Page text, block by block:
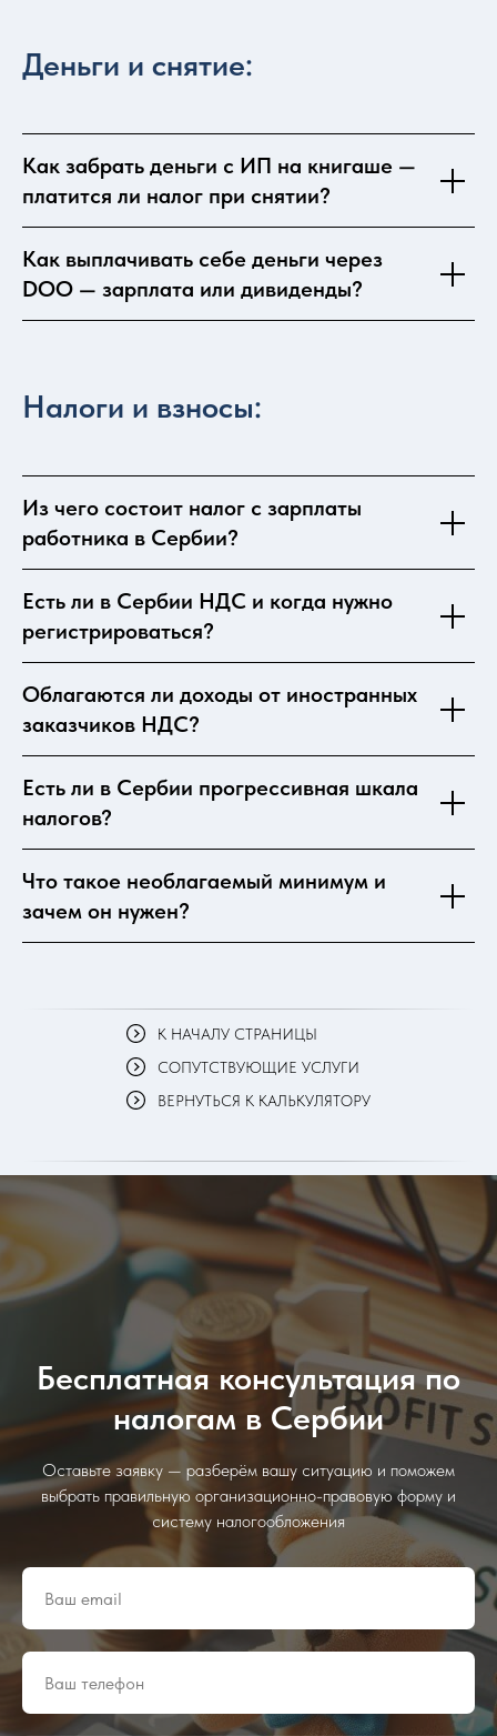
Деньги и снятие:
Как забрать деньги с ИП на книгаше —
платится ли налог при снятии?
Как выплачивать себе деньги через
DOO — зарплата или дивиденды?
Налоги и взносы:
Из чего состоит налог с зарплаты
работника в Сербии?
Есть ли в Сербии НДС и когда нужно
регистрироваться?
Облагаются ли доходы от иностранных
заказчиков НДС?
Есть ли в Сербии прогрессивная шкала
налогов?
Что такое необлагаемый минимум и
зачем он нужен?
К НАЧАЛУ СТРАНИЦЫ
СОПУТСТВУЮЩИЕ УСЛУГИ
ВЕРНУТЬСЯ К КАЛЬКУЛЯТОРУ
Бесплатная консультация по
налогам в Сербии
Оставьте заявку — разберём вашу ситуацию и поможем
выбрать правильную организационно-правовую форму и
систему налогообложения